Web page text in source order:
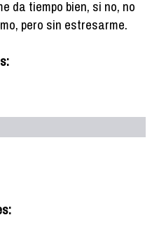
da tiempo bien, si no, no
pero sin estresarme.